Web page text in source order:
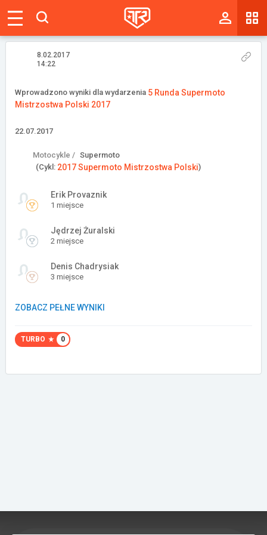
Tablica
Blogi
Galerie
Wydarzenia
Ranking
Załóż konto
8.02.2017
14:22
Wprowadzono wyniki dla wydarzenia 5 Runda Supermoto
Mistrzostwa Polski 2017
22.07.2017
Motocykle / Supermoto
(Cykl: 2017 Supermoto Mistrzostwa Polski)
Erik Provaznik
1 miejsce
Jędrzej Żuralski
2 miejsce
Denis Chadrysiak
3 miejsce
ZOBACZ PEŁNE WYNIKI
TURBO 0